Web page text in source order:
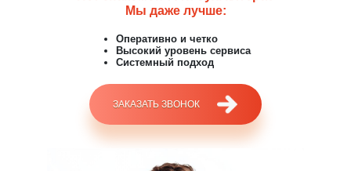
Мы даже лучше:
Оперативно и четко
Высокий уровень сервиса
Системный подход
ЗАКАЗАТЬ ЗВОНОК